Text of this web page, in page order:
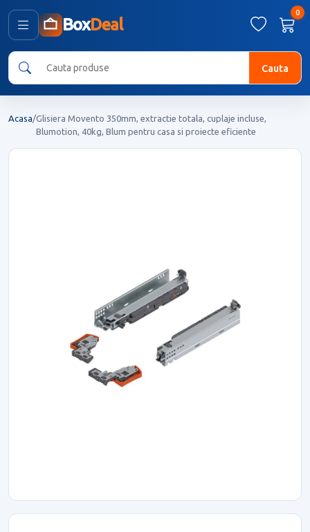
BoxDeal
0
Cauta
Acasa/Glisiera Movento 350mm, extractie totala, cuplaje incluse,
Blumotion, 40kg, Blum pentru casa si proiecte eficiente